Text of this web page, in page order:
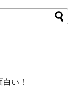
い！